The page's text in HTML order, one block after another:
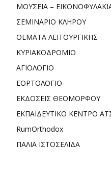
ΜΟΥΣΕΙΑ –
ΣΕΜΙΝΑΡΙΟ ΚΛΗΡΟΥ
ΘΕΜΑΤΑ ΛΕΙΤΟΥΡΓΙΚΗΣ
ΚΥΡΙΑΚΟΔΡΟΜΙΟ
ΑΓΙΟΛΟΓΙΟ
ΕΟΡΤΟΛΟΓΙΟ
ΕΚΔΟΣΕΙΣ ΘΕΟΜΟΡΦΟΥ
ΕΚΠΑΙΔΕΥΤΙΚΟ ΚΕΝΤΡΟ
RumOrthodox
ΠΑΛΙΑ ΙΣΤΟΣΕΛΙΔΑ